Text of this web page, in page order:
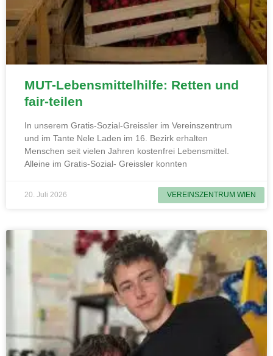
VEREINSZENTRUM WIEN
MUT-Lebensmittelhilfe: Retten und
fair-teilen
In unserem Gratis-Sozial-Greissler im Vereinszentrum
und im Tante Nele Laden im 16. Bezirk erhalten
Menschen seit vielen Jahren kostenfrei Lebensmittel.
Alleine im Gratis-Sozial- Greissler konnten
20. Juli 2026